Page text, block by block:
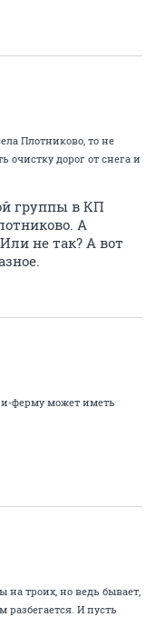
Плотниково, то не
очистку дорог от снега и
группы в КП
А
не так? А вот
ферму может иметь
на троих, но ведь бывает,
И пусть